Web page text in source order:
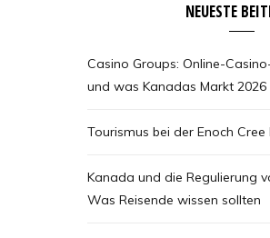
NEUESTE
Casino Groups: Online-
und was Kanadas Markt
Tourismus bei der Enoch Cree
Kanada und die Regulierung
Was Reisende wissen sollten